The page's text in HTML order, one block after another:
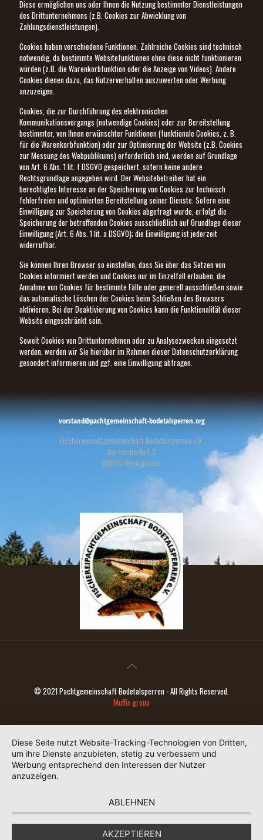
Diese ermöglichen uns oder Ihnen die Nutzung bestimmter Dienstleistungen
des Drittunternehmens (z.B. Cookies zur Abwicklung von
Zahlungsdienstleistungen).
Cookies haben verschiedene Funktionen. Zahlreiche Cookies sind technisch
notwendig, da bestimmte Websitefunktionen ohne diese nicht funktionieren
würden (z.B. die Warenkorbfunktion oder die Anzeige von Videos). Andere
Cookies dienen dazu, das Nutzerverhalten auszuwerten oder Werbung
anzuzeigen.
Cookies, die zur Durchführung des elektronischen
Kommunikationsvorgangs (notwendige Cookies) oder zur Bereitstellung
bestimmter, von Ihnen erwünschter Funktionen (funktionale Cookies, z. B.
für die Warenkorbfunktion) oder zur Optimierung der Website (z.B. Cookies
zur Messung des Webpublikums) erforderlich sind, werden auf Grundlage
von Art. 6 Abs. 1 lit. f DSGVO gespeichert, sofern keine andere
Rechtsgrundlage angegeben wird. Der Websitebetreiber hat ein
berechtigtes Interesse an der Speicherung von Cookies zur technisch
fehlerfreien und optimierten Bereitstellung seiner Dienste. Sofern eine
Einwilligung zur Speicherung von Cookies abgefragt wurde, erfolgt die
Speicherung der betreffenden Cookies ausschließlich auf Grundlage dieser
Einwilligung (Art. 6 Abs. 1 lit. a DSGVO); die Einwilligung ist jederzeit
widerrufbar.
Sie können Ihren Browser so einstellen, dass Sie über das Setzen von
Cookies informiert werden und Cookies nur im Einzelfall erlauben, die
Annahme von Cookies für bestimmte Fälle oder generell ausschließen sowie
das automatische Löschen der Cookies beim Schließen des Browsers
aktivieren. Bei der Deaktivierung von Cookies kann die Funktionalität dieser
Website eingeschränkt sein.
Soweit Cookies von Drittunternehmen oder zu Analysezwecken eingesetzt
werden, werden wir Sie hierüber im Rahmen dieser Datenschutzerklärung
gesondert informieren und ggf. eine Einwilligung abfragen.
vorstand@pachtgemeinschaft-bodetalsperren.org
Fischereipachtgemeinschaft Bodetalsperren e.V.
Am Fischerhof 3
38855 Wernigerode
© 2021 Pachtgemeinschaft Bodetalsperren - All Rights Reserved.
Muffin group
Diese Seite nutzt Website-Tracking-Technologien von Dritten,
um ihre Dienste anzubieten, stetig zu verbessern und
Werbung entsprechend den Interessen der Nutzer
anzuzeigen.
ABLEHNEN
AKZEPTIEREN